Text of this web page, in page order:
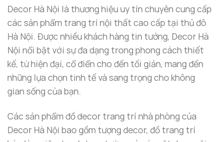
được trang bị hệ thống đèn LED nhẹ nhàng, giúp tạo
ánh sáng dịu dàng, ấm áp, làm tăng thêm vẻ huyền
bí và thanh thoát cho sản phẩm. Thiết kế này không
chỉ giúp sản phẩm thêm phần bắt mắt mà còn mang
đến một không gian huyền bí và thư giãn tuyệt vời.
Sản phẩm có kích thước vừa phải, rất dễ dàng bài
trí trong nhiều không gian khác nhau. Bạn có thể
đặt Thác khói trầm hương Quan Thế Âmtrong
phòng khách để tạo ấn tượng với khách đến thăm,
Decor Hà Nội là thương hiệu uy tín chuyên cung cấp
các sản phẩm trang trí nội thất cao cấp tại thủ đô
Hà Nội. Được nhiều khách hàng tin tưởng, Decor Hà
Nội nổi bật với sự đa dạng trong phong cách thiết
kế, từ hiện đại, cổ điển cho đến tối giản, mang đến
những lựa chọn tinh tế và sang trọng cho không
gian sống của bạn.
Các sản phẩm đồ decor trang trí nhà phòng của
Decor Hà Nội bao gồm tượng decor, đồ trang trí